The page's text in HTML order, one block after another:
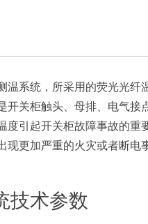
温系统，所采用的荧光光纤
开关柜触头、母排、电气接
度引起开关柜故障事故的重
更加严重的火灾或者断电
技术参数